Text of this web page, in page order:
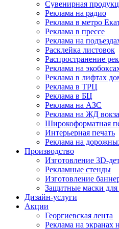
Сувенирная
Реклама на радио
Реклама в метро
Реклама в прессе
Реклама на
Расклейка листовок
Распространение
Реклама на
Реклама в лифтах
Реклама в ТРЦ
Реклама в БЦ
Реклама на АЗС
Реклама на ЖД
Широкоформатная
Интерьерная печать
Реклама на
Производство
Изготовление 3D-
Рекламные стенды
Изготовление
Защитные маски для
Дизайн-услуги
Акции
Георгиевская лента
Реклама на экранах